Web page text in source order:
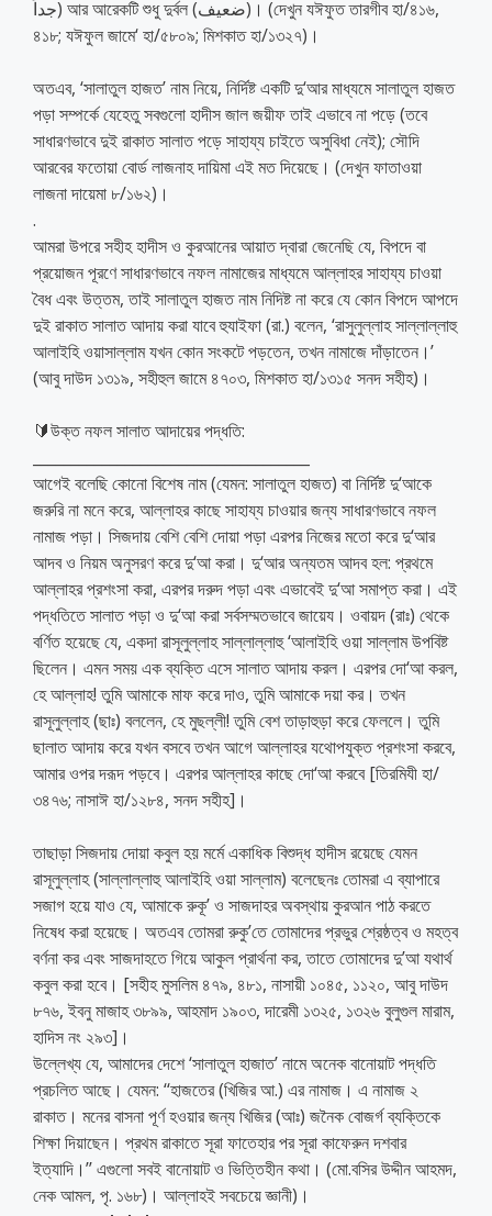
جداً) আর আরেকটি শুধু দুর্বল (ضعيف)। (দেখুন যঈফুত তারগীব হা/৪১৬,
৪১৮; যঈফুল জামে‘ হা/৫৮০৯; মিশকাত হা/১৩২৭)।
অতএব, ‘সালাতুল হাজত’ নাম নিয়ে, নির্দিষ্ট একটি দু‘আর মাধ্যমে সালাতুল হাজত
পড়া সম্পর্কে যেহেতু সবগুলো হাদীস জাল জয়ীফ তাই এভাবে না পড়ে (তবে
সাধারণভাবে দুই রাকাত সালাত পড়ে সাহায্য চাইতে অসুবিধা নেই); সৌদি
আরবের ফতোয়া বোর্ড লাজনাহ দায়িমা এই মত দিয়েছে। (দেখুন ফাতাওয়া
লাজনা দায়েমা ৮/১৬২)।
.
আমরা উপরে সহীহ হাদীস ও কুরআনের আয়াত দ্বারা জেনেছি যে, বিপদে বা
প্রয়োজন পূরণে সাধারণভাবে নফল নামাজের মাধ্যমে আল্লাহর সাহায্য চাওয়া
বৈধ এবং উত্তম, তাই সালাতুল হাজত নাম নিদিষ্ট না করে যে কোন বিপদে আপদে
দুই রাকাত সালাত আদায় করা যাবে হুযাইফা (রা.) বলেন, ‘রাসুলুল্লাহ সাল্লাল্লাহু
আলাইহি ওয়াসাল্লাম যখন কোন সংকটে পড়তেন, তখন নামাজে দাঁড়াতেন।’
(আবু দাউদ ১৩১৯, সহীহুল জামে ৪৭০৩, মিশকাত হা/১৩১৫ সনদ সহীহ)।
🔰উক্ত নফল সালাত আদায়ের পদ্ধতি:
আগেই বলেছি কোনো বিশেষ নাম (যেমন: সালাতুল হাজত) বা নির্দিষ্ট দু‘আকে
জরুরি না মনে করে, আল্লাহর কাছে সাহায্য চাওয়ার জন্য সাধারণভাবে নফল
নামাজ পড়া। সিজদায় বেশি বেশি দোয়া পড়া এরপর নিজের মতো করে দু‘আর
আদব ও নিয়ম অনুসরণ করে দু‘আ করা। দু‘আর অন্যতম আদব হল: প্রথমে
আল্লাহর প্রশংসা করা, এরপর দরুদ পড়া এবং এভাবেই দু‘আ সমাপ্ত করা। এই
পদ্ধতিতে সালাত পড়া ও দু‘আ করা সর্বসম্মতভাবে জায়েয। ওবায়দ (রাঃ) থেকে
বর্ণিত হয়েছে যে, একদা রাসূলুল্লাহ সাল্লাল্লাহু ‘আলাইহি ওয়া সাল্লাম উপবিষ্ট
ছিলেন। এমন সময় এক ব্যক্তি এসে সালাত আদায় করল। এরপর দো‘আ করল,
হে আল্লাহ! তুমি আমাকে মাফ করে দাও, তুমি আমাকে দয়া কর। তখন
রাসূলুল্লাহ (ছাঃ) বললেন, হে মুছল্লী! তুমি বেশ তাড়াহুড়া করে ফেললে। তুমি
ছালাত আদায় করে যখন বসবে তখন আগে আল্লাহর যথোপযুক্ত প্রশংসা করবে,
আমার ওপর দরূদ পড়বে। এরপর আল্লাহর কাছে দো‘আ করবে [তিরমিযী হা/
৩৪৭৬; নাসাঈ হা/১২৮৪, সনদ সহীহ]।
তাছাড়া সিজদায় দোয়া কবুল হয় মর্মে একাধিক বিশুদ্ধ হাদীস রয়েছে যেমন
রাসূলুল্লাহ (সাল্লাল্লাহু আলাইহি ওয়া সাল্লাম) বলেছেনঃ তোমরা এ ব্যাপারে
সজাগ হয়ে যাও যে, আমাকে রুকূ’ ও সাজদাহর অবস্থায় কুরআন পাঠ করতে
নিষেধ করা হয়েছে। অতএব তোমরা রুকু’তে তোমাদের প্রভুর শ্রেষ্ঠত্ব ও মহত্ব
বর্ণনা কর এবং সাজদাহতে গিয়ে আকুল প্রার্থনা কর, তাতে তোমাদের দু’আ যথার্থ
কবুল করা হবে। [সহীহ মুসলিম ৪৭৯, ৪৮১, নাসায়ী ১০৪৫, ১১২০, আবু দাউদ
৮৭৬, ইবনু মাজাহ ৩৮৯৯, আহমাদ ১৯০৩, দারেমী ১৩২৫, ১৩২৬ বুলুগুল মারাম,
হাদিস নং ২৯৩]।
উল্লেখ্য যে, আমাদের দেশে ‘সালাতুল হাজাত’ নামে অনেক বানোয়াট পদ্ধতি
প্রচলিত আছে। যেমন: ‘‘হাজতের (খিজির আ.) এর নামাজ। এ নামাজ ২
রাকাত। মনের বাসনা পূর্ণ হওয়ার জন্য খিজির (আঃ) জনৈক বোজর্গ ব্যক্তিকে
শিক্ষা দিয়াছেন। প্রথম রাকাতে সূরা ফাতেহার পর সূরা কাফেরুন দশবার
ইত্যাদি।’’ এগুলো সবই বানোয়াট ও ভিত্তিহীন কথা। (মো.বসির উদ্দীন আহমদ,
নেক আমল, পৃ. ১৬৮)। আল্লাহই সবচেয়ে জ্ঞানী)।